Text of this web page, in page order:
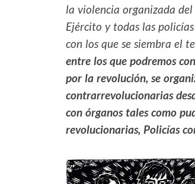
la violencia organizada del
Ejército y todas las
con los que se siembra el
entre los que podremos
por la revolución, se
contrarrevolucionarias
con órganos tales como
revolucionarias, Policías